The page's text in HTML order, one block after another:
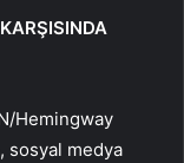
Hemingway
sosyal medya